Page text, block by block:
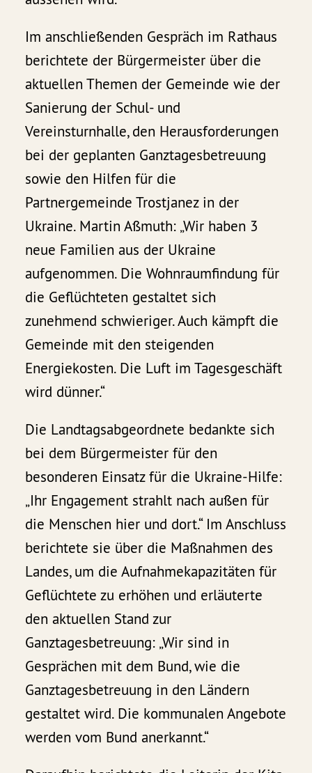
Im anschließenden Gespräch im Rathaus
berichtete der Bürgermeister über die
aktuellen Themen der Gemeinde wie der
Sanierung der Schul- und
Vereinsturnhalle, den Herausforderungen
bei der geplanten Ganztagesbetreuung
sowie den Hilfen für die
Partnergemeinde Trostjanez in der
Ukraine. Martin Aßmuth: „Wir haben 3
neue Familien aus der Ukraine
aufgenommen. Die Wohnraumfindung für
die Geflüchteten gestaltet sich
zunehmend schwieriger. Auch kämpft die
Gemeinde mit den steigenden
Energiekosten. Die Luft im Tagesgeschäft
wird dünner.“
Die Landtagsabgeordnete bedankte sich
bei dem Bürgermeister für den
besonderen Einsatz für die Ukraine-Hilfe:
„Ihr Engagement strahlt nach außen für
die Menschen hier und dort.“ Im Anschluss
berichtete sie über die Maßnahmen des
Landes, um die Aufnahmekapazitäten für
Geflüchtete zu erhöhen und erläuterte
den aktuellen Stand zur
Ganztagesbetreuung: „Wir sind in
Gesprächen mit dem Bund, wie die
Ganztagesbetreuung in den Ländern
gestaltet wird. Die kommunalen Angebote
werden vom Bund anerkannt.“